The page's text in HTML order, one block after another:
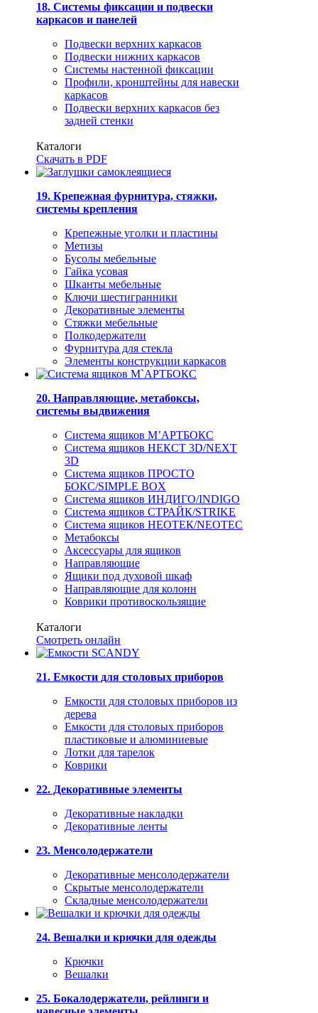
18. Системы фиксации и подвески
каркасов и панелей
Подвески верхних каркасов
Подвески нижних каркасов
Системы настенной фиксации
Профили, кронштейны для навески
каркасов
Подвески верхних каркасов без
задней стенки
Каталоги
Скачать в PDF
19. Крепежная фурнитура, стяжки,
системы крепления
Крепежные уголки и пластины
Метизы
Бусолы мебельные
Гайка усовая
Шканты мебельные
Ключи шестигранники
Декоративные элементы
Стяжки мебельные
Полкодержатели
Фурнитура для стекла
Элементы конструкции каркасов
20. Направляющие, метабоксы,
системы выдвижения
Система ящиков М’АРТБОКС
Система ящиков НЕКСТ 3D/NEXT
3D
Система ящиков ПРОСТО
БОКС/SIMPLE BOX
Система ящиков ИНДИГО/INDIGO
Система ящиков СТРАЙК/STRIKE
Система ящиков НЕОТЕК/NEOTEC
Метабоксы
Аксессуары для ящиков
Направляющие
Ящики под духовой шкаф
Направляющие для колонн
Коврики противоскользящие
Каталоги
Смотреть онлайн
21. Емкости для столовых приборов
Емкости для столовых приборов из
дерева
Емкости для столовых приборов
пластиковые и алюминиевые
Лотки для тарелок
Коврики
22. Декоративные элементы
Декоративные накладки
Декоративные ленты
23. Менсолодержатели
Декоративные менсолодержатели
Скрытые менсолодержатели
Складные менсолодержатели
24. Вешалки и крючки для одежды
Крючки
Вешалки
25. Бокалодержатели, рейлинги и